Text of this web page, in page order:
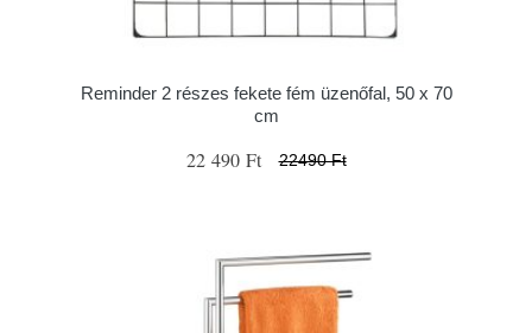
Reminder 2 részes fekete fém üzenőfal, 50 x 70
cm
22 490 Ft 22490 Ft